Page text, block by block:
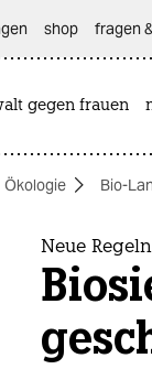
shop fragen
gegen frauen
Ökologie Bio-
Neue